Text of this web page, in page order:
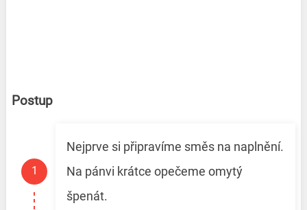
Postup
Nejprve si připravíme směs na naplnění.
Na pánvi krátce opečeme omytý
špenát.